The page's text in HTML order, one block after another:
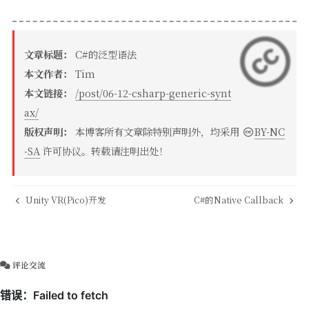
文章标题：
C#的泛型语法
本文作者：Tim
本文链接：
/post/06-12-csharp-generic-synt
ax/
版权声明：本博客所有文章除特别声明外，均采用
BY-NC
-SA 许可协议。转载请注明出处！
Unity VR(Pico)开发 C#的Native Callback
评论交流